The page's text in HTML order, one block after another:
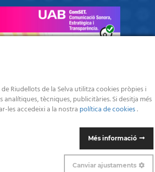
de protecció de dades-Política de Cookies
Riudellots de la Selva utilitza cookies pròpies i
analítiques, tècniques, publicitàries. Si desitja més
les accedeixi a la nostra política de cookies.
Més informació
Canviar ajustaments